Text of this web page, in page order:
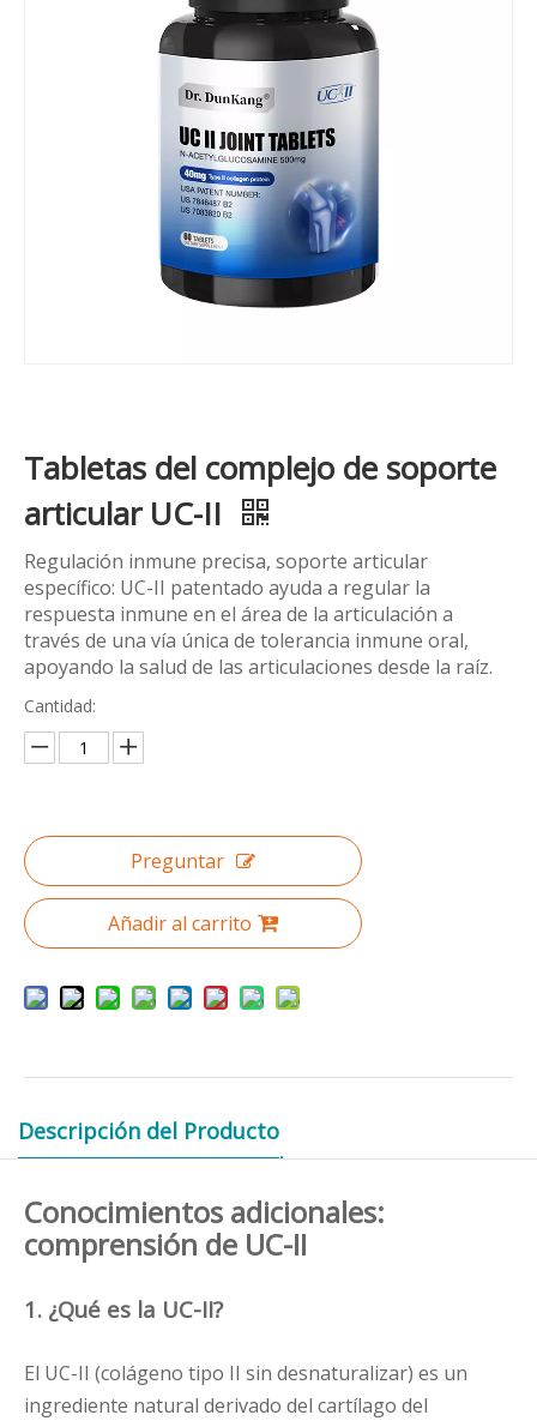
Tabletas del complejo de soporte
articular UC-II
Regulación inmune precisa, soporte articular
específico: UC-II patentado ayuda a regular la
respuesta inmune en el área de la articulación a
través de una vía única de tolerancia inmune oral,
apoyando la salud de las articulaciones desde la raíz.
Cantidad:
Preguntar
Añadir al carrito
Descripción del Producto
Conocimientos adicionales:
comprensión de UC-II
1. ¿Qué es la UC-II?
El UC-II (colágeno tipo II sin desnaturalizar) es un
ingrediente natural derivado del cartílago del